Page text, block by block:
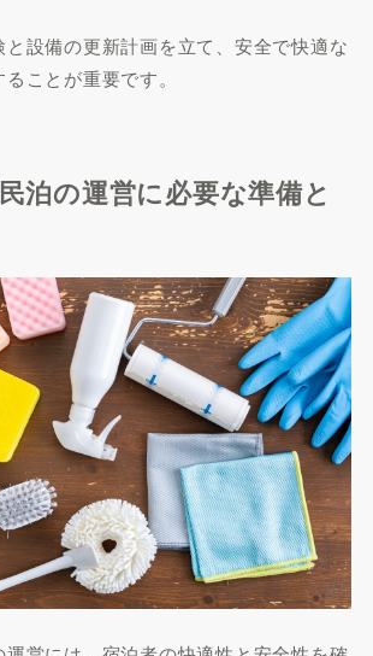
設備の更新計画を立て、安全で快適な
ことが重要です。
泊の運営に必要な準備と